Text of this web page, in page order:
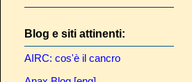
Blog e siti attinenti:
AIRC: cos'è il cancro